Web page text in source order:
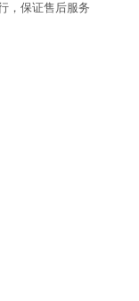
，保证售后服务